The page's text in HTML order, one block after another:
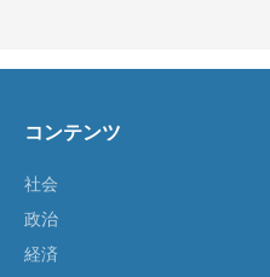
コンテンツ
社会
政治
経済